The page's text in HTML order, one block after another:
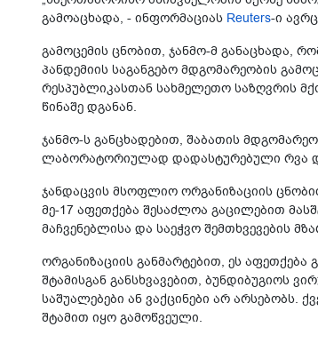
გამოაცხადა, - ინფორმაციას Reuters-ი
გამოცემის ცნობით, ჯანმო-მ განაცხადა,
პანდემიის საგანგებო მდგომარეობის
რესპუბლიკასთან სახმელეთო საზღვრის
წინაშე დგანან.
ჯანმო-ს განცხადებით, შაბათის
ლაბორატორიულად დადასტურებული რვა
ჯანდაცვის მსოფლიო ორგანიზაციის
მე-17 აფეთქება შესაძლოა გაცილებით
მაჩვენებლისა და საეჭვო შემთხვევების
ორგანიზაციის განმარტებით, ეს
შტამისგან განსხვავებით, ბუნდიბუგიოს
საშუალებები ან ვაქცინები არ არსებობს.
შტამით იყო გამოწვეული.